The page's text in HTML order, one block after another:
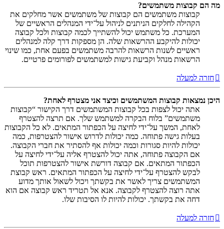
מה הם קבוצות משתמשים?
קבוצות משתמשים הם קבוצות של משתמשים אשר מחלקים את
הקהילה לחלקים הניתנים לניהול על־ידי המנהלים הראשיים של
המערכת. כל משתמש יכול להשתייך לכמה קבוצות ולכל קבוצה
יכולות להיקבע ההרשאות שלה. הן מספקות דרך קלה למנהלים
ראשיים לשנות הרשאות להרבה משתמשים בפעם אחת, כמו שינוי
הרשאות מנהל וקביעת גישות למשתמשים לפורומים פרטיים.
חזרה למעלה
היכן נמצאות קבוצות המשתמשים וכיצד אני מצטרף לאחת?
אתה יכול לצפות בכל קבוצות המשתמשים דרך הקישור “קבוצות
משתמשים” בלוח הבקרה למשתמש שלך. אם תרצה להצטרף
לאחת, המשך על־ידי לחיצה על הכפתור המתאים. לא כל הקבוצות
בעלות גישה פתוחה. כמה יכולות לדרוש אישור להצטרפות, כמה
יכולות להיות סגורות וכמה יכולות אף להסתיר את חברי הקבוצה.
אם הקבוצה פתוחה, אתה יכול להצטרף אליה על־ידי לחיצה על
הכפתור המתאים. אם קבוצה דורשת אישור להצטרפות תוכל
לבקש להצטרף על־ידי לחיצה על הכפתור המתאים. ראש קבוצת
המשתמשים צריך לאשר את בקשתך ויכול לשאול אותך מדוע
אתה רוצה להצטרף לקבוצה. אנא אל תטריד ראש קבוצה אם הוא
דחה את בקשתך. יכולות להיות לו הסיבות שלו.
חזרה למעלה